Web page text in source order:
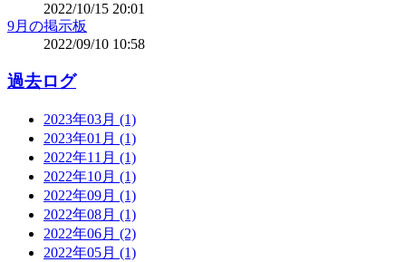
2022/10/15 20:01
9月の掲示板
2022/09/10 10:58
過去ログ
2023年03月 (1)
2023年01月 (1)
2022年11月 (1)
2022年10月 (1)
2022年09月 (1)
2022年08月 (1)
2022年06月 (2)
2022年05月 (1)